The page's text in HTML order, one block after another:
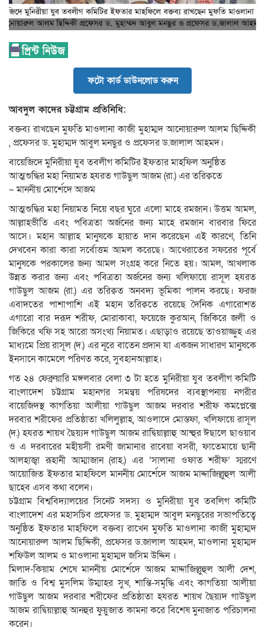
ফটো কার্ড ডাউনলোড করুন
আবদুল কাদের চট্টগ্রাম প্রতিনিধি:
বক্তব্য রাখছেন মুফতি মাওলানা কাজী মুহাম্মদ আনোয়ারুল আলম ছিদ্দিকী
, প্রফেসর ড. মুহাম্মদ আবুল মনছুর ও প্রফেসর ড.জালাল আহমদ।
বায়েজিদে মুনিরীয়া যুব তবলীগ কমিটির ইফতার মাহফিল অনুষ্ঠিত
আত্মশুদ্ধির মহা নিয়ামত হযরত গাউছুল আজম (রা.) এর তরিক্বতে
– মাননীয় মোর্শেদে আজম
আত্মশুদ্ধির মহা নিয়ামত নিয়ে বছর ঘুরে এলো মাহে রমজান। উত্তম আমল,
আল্লাহভীতি এবং পবিত্রতা অর্জনের জন্য মাহে রমজান বারবার ফিরে
আসে। মহান আল্লাহ মানুষকে হায়াত দান করেছেন এই কারণে, তিনি
দেখবেন কারা কারা সর্বোত্তম আমল করেছে। আখেরাতের সফরের পূর্বে
মানুষকে পরকালের জন্য আমল সংগ্রহ করে নিতে হয়। আমল, আখলাক
উন্নত করার জন্য এবং পবিত্রতা অর্জনের জন্য খলিফায়ে রাসূল হযরত
গাউছুল আজম (রা.) এর তরিক্বত অনবদ্য ভূমিকা পালন করছে। ফরজ
এবাদতের পাশাপাশি এই মহান তরিক্বতে রয়েছে দৈনিক এগারোশত
এগারো বার দরূদ শরীফ, মোরাকাবা, ফয়েজে কুরআন, জিকিরে জলী ও
জিকিরে খফি সহ আরো অসংখ্য নিয়ামত। এছাড়াও রয়েছে তাওয়াজ্জুহ এর
মাধ্যমে প্রিয় রাসূল (দ.) এর নূরে বাতেন প্রদান যা একজন সাধারণ মানুষকে
ইনসানে কামেলে পরিণত করে, সুবহানআল্লাহ।
গত ২৪ ফেব্রুয়ারি মঙ্গলবার বেলা ৩ টা হতে মুনিরীয়া যুব তবলীগ কমিটি
বাংলাদেশ চট্টগ্রাম মহানগর সমন্বয় পরিষদের ব্যবস্থাপনায় নগরীর
বায়েজিদস্থ কাগতিয়া আলীয়া গাউছুল আজম দরবার শরীফ কমপ্লেক্সে
দরবার শরীফের প্রতিষ্ঠাতা খলিলুল্লাহ, আওলাদে মোস্তফা, খলিফায়ে রাসূল
(দ.) হযরত শায়খ ছৈয়্যদ গাউছুল আজম রাদ্বিয়াল্লাহু আন্হুর ঈছালে ছাওয়াব
ও এ দরবারের মহীয়সী রমণী জামানার রাবেয়া বসরী, ফাতেমায়ে ছানী
আলহাজ্বা রূহানী আম্মাজান (রাহ.) এর ‘সালানা ওফাত শরীফ’ স্মরণে
আয়োজিত ইফতার মাহফিলে মাননীয় মোর্শেদে আজম মাদ্দাজিল্লুহুল আলী
ছাহেব এসব কথা বলেন।
চট্টগ্রাম বিশ্ববিদ্যালয়ের সিনেট সদস্য ও মুনিরীয়া যুব তবলিগ কমিটি
বাংলাদেশ এর মহাসচিব প্রফেসর ড. মুহাম্মদ আবুল মনছুরের সভাপতিত্বে
অনুষ্ঠিত ইফতার মাহফিলে বক্তব্য রাখেন মুফতি মাওলানা কাজী মুহাম্মদ
আনোয়ারুল আলম ছিদ্দিকী, প্রফেসর ড.জালাল আহমদ, মাওলানা মুহাম্মদ
শফিউল আলম ও মাওলানা মুহাম্মদ জসিম উদ্দিন ।
মিলাদ-কিয়াম শেষে মাননীয় মোর্শেদে আজম মাদ্দাজিল্লুহুল আলী দেশ,
জাতি ও বিশ্ব মুসলিম উম্মাহর সুখ, শান্তি-সমৃদ্ধি এবং কাগতিয়া আলীয়া
গাউছুল আজম দরবার শরীফের প্রতিষ্ঠাতা হযরত শায়খ ছৈয়্যদ গাউছুল
আজম রাদ্বিয়াল্লাহু আনহুর ফুয়ুজাত কামনা করে বিশেষ মুনাজাত পরিচালনা
করেন।